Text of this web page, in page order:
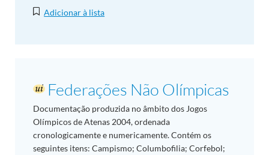
Adicionar à lista
Federações Não Olímpicas
Documentação produzida no âmbito dos Jogos
Olímpicos de Atenas 2004, ordenada
cronologicamente e numericamente. Contém os
seguintes itens: Campismo; Columbofilia; Corfebol;